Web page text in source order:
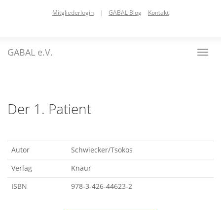
Mitgliederlogin | GABAL Blog Kontakt
GABAL e.V.
Der 1. Patient
Autor
Schwiecker/Tsokos
Verlag
Knaur
ISBN
978-3-426-44623-2